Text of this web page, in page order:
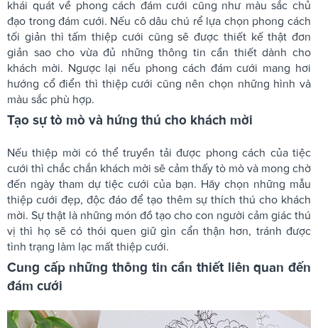
khái quát về phong cách đám cưới cũng như màu sắc chủ
đạo trong đám cưới. Nếu cô dâu chú rể lựa chọn phong cách
tối giản thì tấm thiệp cưới cũng sẽ được thiết kế thật đơn
giản sao cho vừa đủ những thông tin cần thiết dành cho
khách mời. Ngược lại nếu phong cách đám cưới mang hơi
hướng cổ điển thì thiệp cưới cũng nên chọn những hình và
màu sắc phù hợp.
Tạo sự tò mò và hứng thú cho khách mời
Nếu thiệp mời có thể truyền tải được phong cách của tiệc
cưới thì chắc chắn khách mời sẽ cảm thấy tò mò và mong chờ
đến ngày tham dự tiệc cưới của bạn. Hãy chọn những mẫu
thiệp cưới đẹp, độc đáo để tạo thêm sự thích thú cho khách
mời. Sự thật là những món đồ tạo cho con người cảm giác thú
vị thì họ sẽ có thói quen giữ gìn cẩn thận hơn, tránh được
tình trạng làm lạc mất thiệp cưới.
Cung cấp những thông tin cần thiết liên quan đến
đám cưới